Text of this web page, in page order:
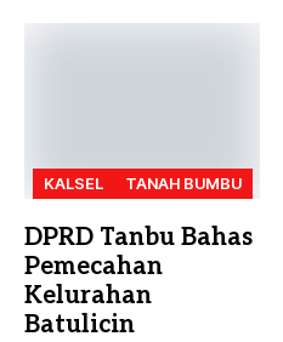
KALSEL TANAH BUMBU
DPRD Tanbu Bahas
Pemecahan
Kelurahan
Batulicin